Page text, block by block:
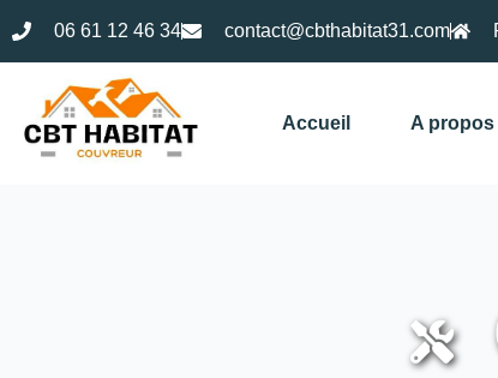
06 61 12 46 34 contact@cbthabitat31.com
Accueil A propos